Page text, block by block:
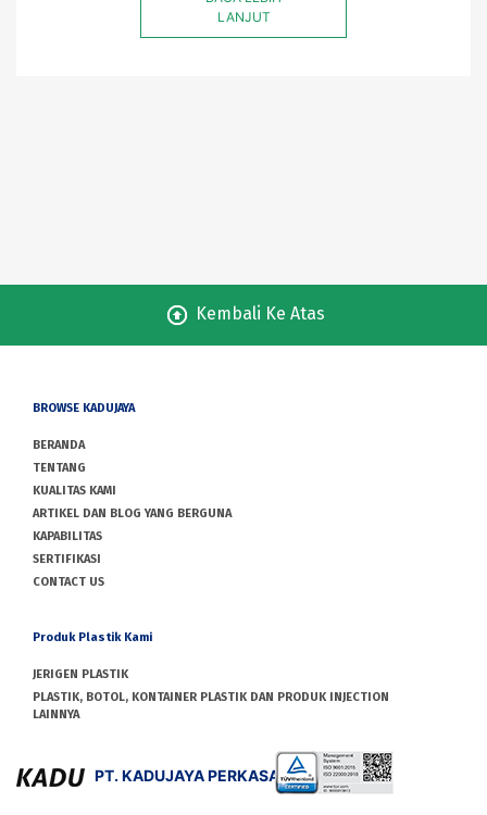
LANJUT
Kembali Ke Atas
BROWSE KADUJAYA
BERANDA
TENTANG
KUALITAS KAMI
ARTIKEL DAN BLOG YANG BERGUNA
KAPABILITAS
SERTIFIKASI
CONTACT US
Produk Plastik Kami
JERIGEN PLASTIK
PLASTIK, BOTOL, KONTAINER PLASTIK DAN PRODUK INJECTION
LAINNYA
PT. KADUJAYA PERKASA